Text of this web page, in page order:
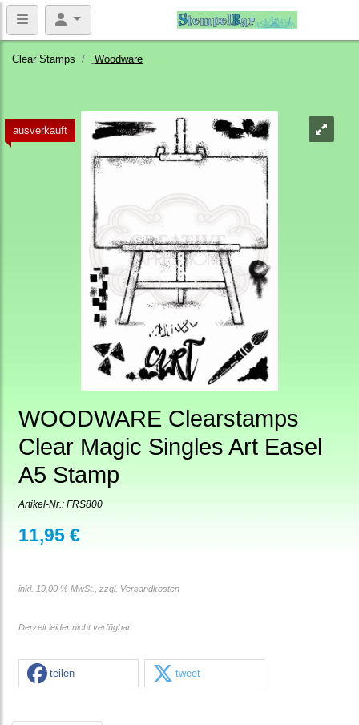
Clear Stamps Woodware
ausverkauft
WOODWARE Clearstamps
Clear Magic Singles Art Easel
A5 Stamp
Artikel-Nr.: FRS800
11,95 €
inkl. 19,00 % MwSt., zzgl. Versandkosten
Derzeit leider nicht verfügbar
teilen tweet